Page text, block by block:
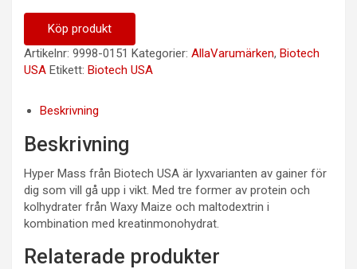
Köp produkt
Artikelnr: 9998-0151 Kategorier: AllaVarumärken, Biotech
USA Etikett: Biotech USA
Beskrivning
Beskrivning
Hyper Mass från Biotech USA är lyxvarianten av gainer för
dig som vill gå upp i vikt. Med tre former av protein och
kolhydrater från Waxy Maize och maltodextrin i
kombination med kreatinmonohydrat.
Relaterade produkter